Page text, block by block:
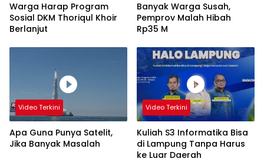
Warga Harap Program
Sosial DKM Thoriqul Khoir
Berlanjut
Banyak Warga Susah,
Pemprov Malah Hibah
Rp35 M
Video Terkini
Apa Guna Punya Satelit,
Jika Banyak Masalah
Video Terkini
Kuliah S3 Informatika Bisa
di Lampung Tanpa Harus
ke Luar Daerah